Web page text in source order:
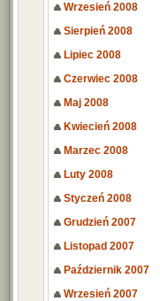
Wrzesień 2008
Sierpień 2008
Lipiec 2008
Czerwiec 2008
Maj 2008
Kwiecień 2008
Marzec 2008
Luty 2008
Styczeń 2008
Grudzień 2007
Listopad 2007
Październik 2007
Wrzesień 2007